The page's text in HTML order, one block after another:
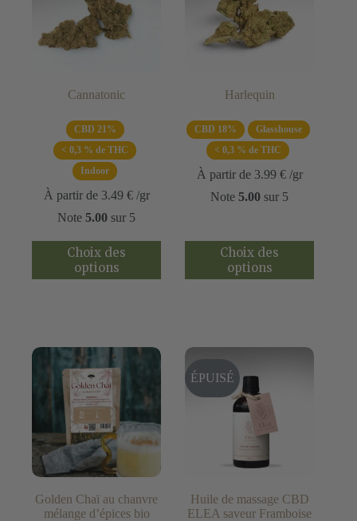
Cannatonic
CBD 21%
< 0,3 % de THC
Indoor
À partir de 3.49 € /gr
Note5.00 sur 5
Choix des
options
Ce
produit
a
peuvent
choisies
sur
la
page
du
produit
Harlequin
CBD 18%
Glasshouse
< 0,3 % de THC
À partir de 3.99 € /gr
Note5.00 sur 5
Choix des
options
Ce
produit
a
peuvent
choisies
sur
la
du
produit
Golden Chaï au chanvre
mélange d’épices bio
ÉPUISÉ
Huile de massage CBD
ELEA saveur Framboise